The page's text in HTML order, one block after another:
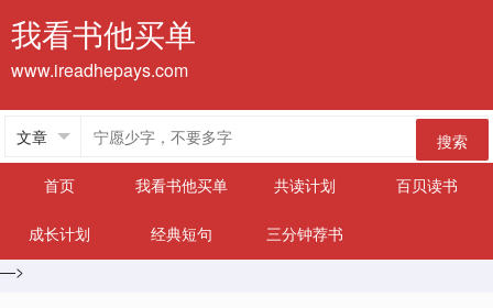
我看书他买单
www.ireadhepays.com
搜索
首页
我看书他买单 共读计划 百贝读书
成长计划 经典短句
三分钟荐书
—>